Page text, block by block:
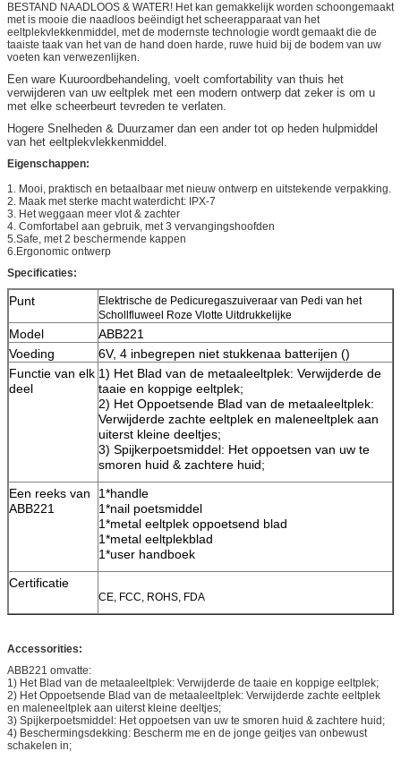
BESTAND NAADLOOS & WATER! Het kan gemakkelijk worden schoongemaakt
met is mooie die naadloos beëindigt het scheerapparaat van het
eeltplekvlekkenmiddel, met de modernste technologie wordt gemaakt die de
taaiste taak van het van de hand doen harde, ruwe huid bij de bodem van uw
voeten kan verwezenlijken.
Een ware Kuuroordbehandeling, voelt comfortability van thuis het
verwijderen van uw eeltplek met een modern ontwerp dat zeker is om u
met elke scheerbeurt tevreden te verlaten.
Hogere Snelheden & Duurzamer dan een ander tot op heden hulpmiddel
van het eeltplekvlekkenmiddel.
Eigenschappen:
1. Mooi, praktisch en betaalbaar met nieuw ontwerp en uitstekende verpakking.
2. Maak met sterke macht waterdicht: IPX-7
3. Het weggaan meer vlot & zachter
4. Comfortabel aan gebruik, met 3 vervangingshoofden
5.Safe, met 2 beschermende kappen
6.Ergonomic ontwerp
Specificaties:
Punt
Elektrische de Pedicuregaszuiveraar van Pedi van het
Schollfluweel Roze Vlotte Uitdrukkelijke
Model
ABB221
Voeding
6V, 4 inbegrepen niet stukkenaa batterijen ()
Functie van elk
deel
1) Het Blad van de metaaleeltplek: Verwijderde de
taaie en koppige eeltplek;
2) Het Oppoetsende Blad van de metaaleeltplek:
Verwijderde zachte eeltplek en maleneeltplek aan
uiterst kleine deeltjes;
3) Spijkerpoetsmiddel: Het oppoetsen van uw te
smoren huid & zachtere huid;
Een reeks van
ABB221
1*handle
1*nail poetsmiddel
1*metal eeltplek oppoetsend blad
1*metal eeltplekblad
1*user handboek
Certificatie
CE, FCC, ROHS, FDA
Accessorities:
ABB221 omvatte:
1) Het Blad van de metaaleeltplek: Verwijderde de taaie en koppige eeltplek;
2) Het Oppoetsende Blad van de metaaleeltplek: Verwijderde zachte eeltplek
en maleneeltplek aan uiterst kleine deeltjes;
3) Spijkerpoetsmiddel: Het oppoetsen van uw te smoren huid & zachtere huid;
4) Beschermingsdekking: Bescherm me en de jonge geitjes van onbewust
schakelen in;